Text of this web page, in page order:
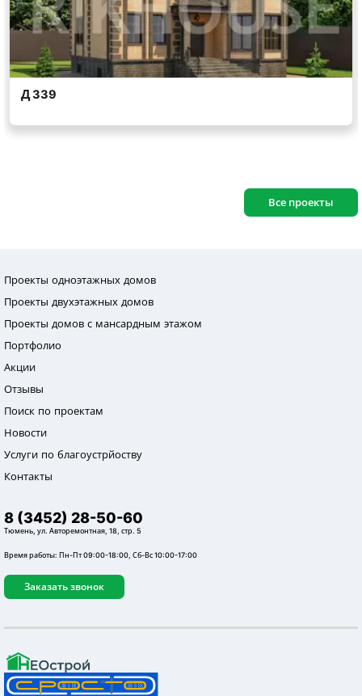
Все проекты
Проекты одноэтажных домов
Проекты двухэтажных домов
Проекты домов с мансардным этажом
Портфолио
Акции
Отзывы
Поиск по проектам
Новости
Услуги по благоустрйоству
Контакты
8 (3452) 28-50-60
Тюмень, ул. Авторемонтная, 18, стр. 5
Время работы: Пн-Пт 09:00-18:00, Сб-Вс 10:00-17:00
Заказать звонок